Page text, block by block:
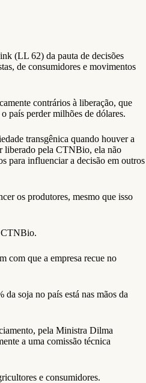
(LL 62) da pauta de decisões
de consumidores e movimentos
contrários à liberação, que
país perder milhões de dólares.
transgênica quando houver a
liberado pela CTNBio, ela não
para influenciar a decisão em outros
os produtores, mesmo que isso
CTNBio.
com que a empresa recue no
soja no país está nas mãos da
pela Ministra Dilma
a uma comissão técnica
e consumidores.